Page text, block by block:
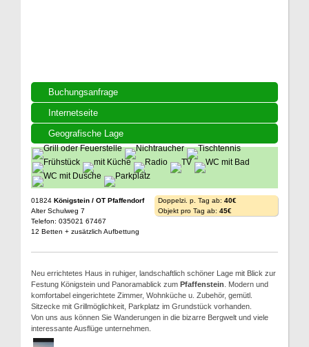
Buchungsanfrage
Internetseite
Geografische Lage
01824 Königstein / OT Pfaffendorf
Alter Schulweg 7
Telefon: 035021 67467
12 Betten + zusätzlich Aufbettung
Doppelzi. p. Tag ab: 40€
Objekt pro Tag ab: 45€
Neu errichtetes Haus in ruhiger, landschaftlich schöner Lage mit Blick zur
Festung Königstein und Panoramablick zum Pfaffenstein . Modern und
komfortabel eingerichtete Zimmer, Wohnküche u. Zubehör, gemütl.
Sitzecke mit Grillmöglichkeit, Parkplatz im Grundstück vorhanden.
Von uns aus können Sie Wanderungen in die bizarre Bergwelt und viele
interessante Ausflüge unternehmen.